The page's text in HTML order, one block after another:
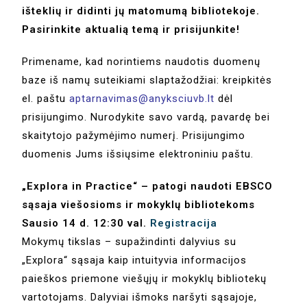
išteklių ir didinti jų matomumą bibliotekoje.
Pasirinkite aktualią temą ir prisijunkite!
Primename, kad norintiems naudotis duomenų
baze iš namų suteikiami slaptažodžiai: kreipkitės
el. paštuaptarnavimas@anyksciuvb.lt dėl
prisijungimo. Nurodykite savo vardą, pavardę bei
skaitytojo pažymėjimo numerį. Prisijungimo
duomenis Jums išsiųsime elektroniniu paštu.
„Explora in Practice“ – patogi naudoti EBSCO
sąsaja viešosioms ir mokyklų bibliotekoms
Sausio 14 d. 12:30 val. Registracija
Mokymų tikslas – supažindinti dalyvius su
„Explora“ sąsaja kaip intuityvia informacijos
paieškos priemone viešųjų ir mokyklų bibliotekų
vartotojams. Dalyviai išmoks naršyti sąsajoje,